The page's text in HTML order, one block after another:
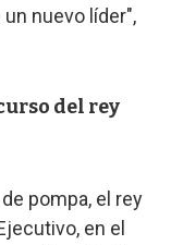
nuevo líder",
del rey
pompa, el rey
en el